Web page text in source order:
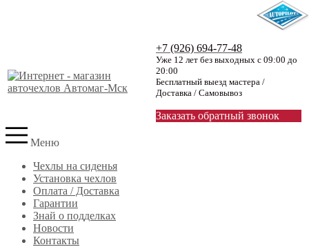
+7 (926) 694-77-48
Уже 12 лет без выходных с 09:00 до
20:00
Бесплатный выезд мастера /
Доставка / Самовывоз
Заказать обратный звонок
Меню
Чехлы на сиденья
Установка чехлов
Оплата / Доставка
Гарантии
Знай о подделках
Новости
Контакты